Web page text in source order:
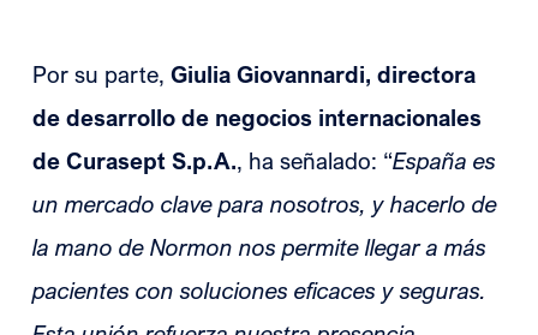
Por su parte,Giulia Giovannardi, directora
de desarrollo de negocios internacionales
de Curasept S.p.A., ha señalado: “España es
un mercado clave para nosotros, y hacerlo de
la mano de Normon nos permite llegar a más
pacientes con soluciones eficaces y seguras.